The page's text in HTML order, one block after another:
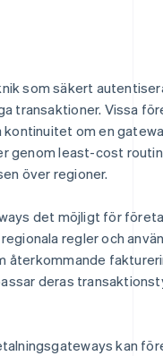
som säkert
transaktioner. Vissa
om en
genom least-cost
över regioner.
det möjligt för
regler och
återkommande
deras
kan